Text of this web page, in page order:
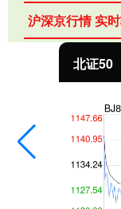
沪深京行情 实
北证50